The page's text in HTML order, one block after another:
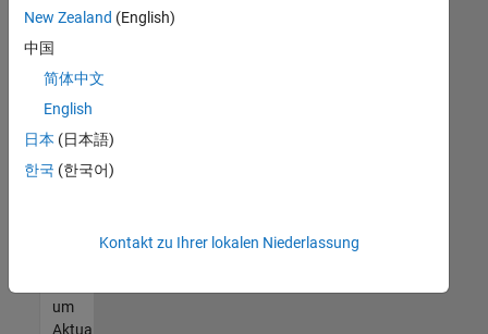
Stellen
können,
die
Ihren
entsprechen,
werden
unseres
um
Aktualisierungen
New Zealand (English)
中国
简体中文
English
日本 (日本語)
한국 (한국어)
Kontakt zu Ihrer lokalen Niederlassung